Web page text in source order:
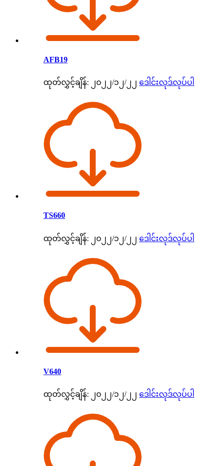
AFB19
ထုတ်လွှင့်ချိန်: ၂၀၂၂/၁၂/၂၂ ဒေါင်းလုဒ်လုပ်ပါ
TS660
ထုတ်လွှင့်ချိန်: ၂၀၂၂/၁၂/၂၂ ဒေါင်းလုဒ်လုပ်ပါ
V640
ထုတ်လွှင့်ချိန်: ၂၀၂၂/၁၂/၂၂ ဒေါင်းလုဒ်လုပ်ပါ